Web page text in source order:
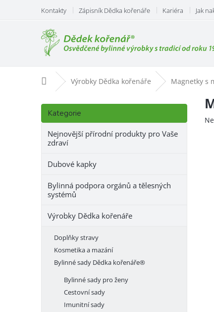
obsah
Kontakty Zápisník Dědka kořenáře Kariéra Jak
Domů Výrobky Dědka kořenáře Magnetky s
P
s
Přeskočit
kategorie
Kategorie
Nejnovější přírodní produkty pro Vaše
zdraví
Dubové kapky
Bylinná podpora orgánů a tělesných
systémů
Výrobky Dědka kořenáře
Doplňky stravy
Kosmetika a mazání
Bylinné sady Dědka kořenáře®
Bylinné sady pro ženy
Cestovní sady
Imunitní sady